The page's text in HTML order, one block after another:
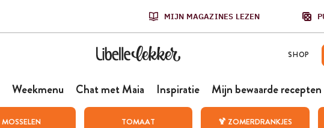
MIJN MAGAZINES LEZEN
SHOP
Weekmenu Chat met Maia Inspiratie Mijn bewaarde recepten
MOSSELEN TOMAAT 🍹 ZOMERDRANKJES